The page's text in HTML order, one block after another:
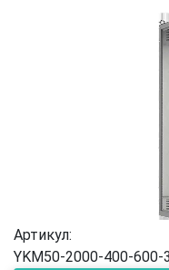
Артикул:
YKM50-2000-400-600-